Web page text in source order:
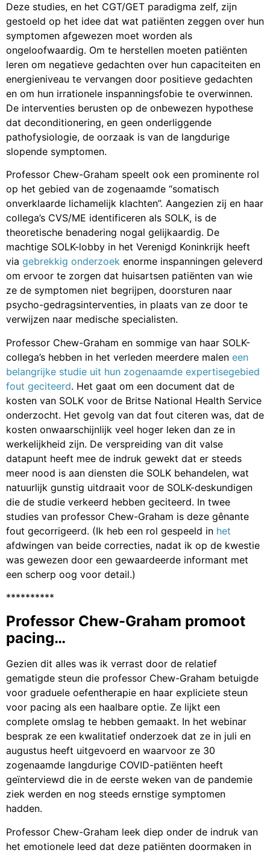
Deze studies, en het CGT/GET paradigma zelf, zijn
gestoeld op het idee dat wat patiënten zeggen over hun
symptomen afgewezen moet worden als
ongeloofwaardig. Om te herstellen moeten patiënten
leren om negatieve gedachten over hun capaciteiten en
energieniveau te vervangen door positieve gedachten
en om hun irrationele inspanningsfobie te overwinnen.
De interventies berusten op de onbewezen hypothese
dat deconditionering, en geen onderliggende
pathofysiologie, de oorzaak is van de langdurige
slopende symptomen.
Professor Chew-Graham speelt ook een prominente rol
op het gebied van de zogenaamde “somatisch
onverklaarde lichamelijk klachten”. Aangezien zij en haar
collega’s CVS/ME identificeren als SOLK, is de
theoretische benadering nogal gelijkaardig. De
machtige SOLK-lobby in het Verenigd Koninkrijk heeft
via gebrekkig onderzoek enorme inspanningen geleverd
om ervoor te zorgen dat huisartsen patiënten van wie
ze de symptomen niet begrijpen, doorsturen naar
psycho-gedragsinterventies, in plaats van ze door te
verwijzen naar medische specialisten.
Professor Chew-Graham en sommige van haar SOLK-
collega’s hebben in het verleden meerdere malen een
belangrijke studie uit hun zogenaamde expertisegebied
fout geciteerd. Het gaat om een document dat de
kosten van SOLK voor de Britse National Health Service
onderzocht. Het gevolg van dat fout citeren was, dat de
kosten onwaarschijnlijk veel hoger leken dan ze in
werkelijkheid zijn. De verspreiding van dit valse
datapunt heeft mee de indruk gewekt dat er steeds
meer nood is aan diensten die SOLK behandelen, wat
natuurlijk gunstig uitdraait voor de SOLK-deskundigen
die de studie verkeerd hebben geciteerd. In twee
studies van professor Chew-Graham is deze gênante
fout gecorrigeerd. (Ik heb een rol gespeeld in het
afdwingen van beide correcties, nadat ik op de kwestie
was gewezen door een gewaardeerde informant met
een scherp oog voor detail.)
**********
Professor Chew-Graham promoot
pacing…
Gezien dit alles was ik verrast door de relatief
gematigde steun die professor Chew-Graham betuigde
voor graduele oefentherapie en haar expliciete steun
voor pacing als een haalbare optie. Ze lijkt een
complete omslag te hebben gemaakt. In het webinar
besprak ze een kwalitatief onderzoek dat ze in juli en
augustus heeft uitgevoerd en waarvoor ze 30
zogenaamde langdurige COVID-patiënten heeft
geïnterviewd die in de eerste weken van de pandemie
ziek werden en nog steeds ernstige symptomen
hadden.
Professor Chew-Graham leek diep onder de indruk van
het emotionele leed dat deze patiënten doormaken in